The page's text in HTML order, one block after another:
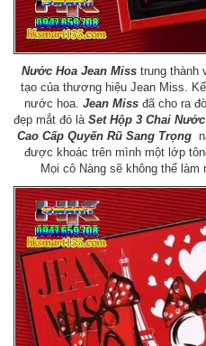
Nước Hoa Jean Miss trung thành
tạo của thương hiệu Jean Miss.
nước hoa. Jean Missđã cho ra
đẹp mắt đó là Set Hộp 3 Chai
Cao Cấp Quyến Rũ Sang Trọng
được khoác trên mình một lớp
Mọi cô Nàng sẽ không thể làm